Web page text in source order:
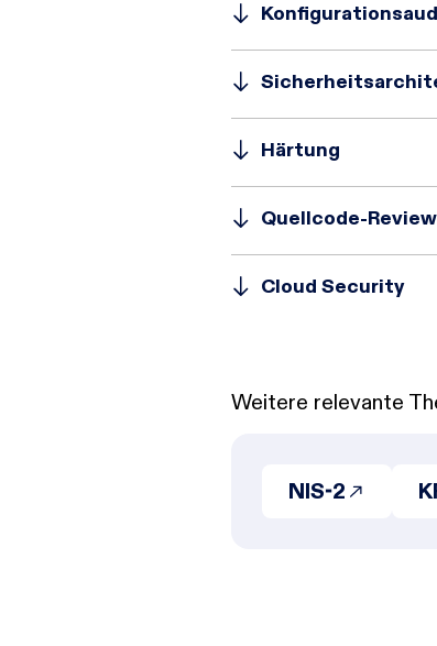
Härtung
Quellcode-
Cloud Security
Weitere relevante
NIS-2